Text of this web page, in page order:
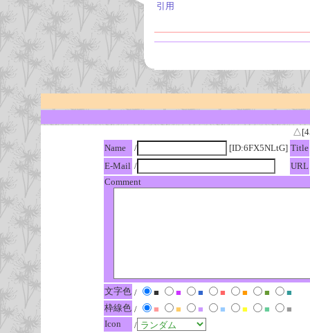
引用
Name
/ [ID:6FX5NLtG] Title
E-Mail /
URL
Comment
文字色 / ■ ■ ■ ■ ■ ■
■
枠線色 / ■ ■ ■ ■ ■ ■
■
Icon
/